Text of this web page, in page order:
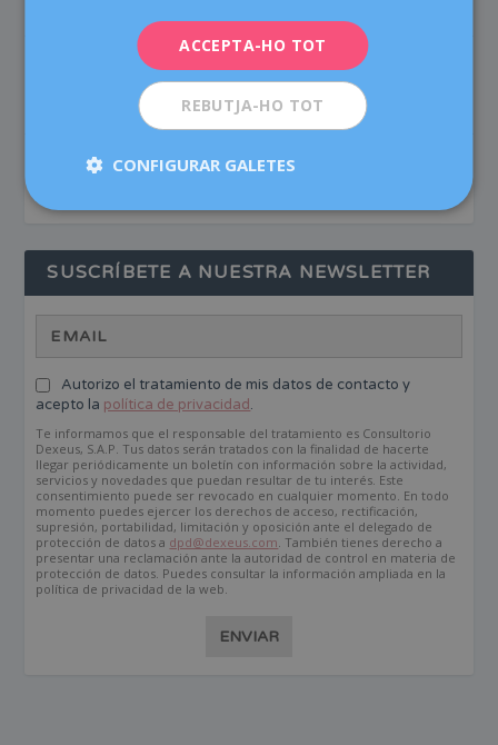
L’ashwagandha: mites i veritats sobre el
suplement natural de moda
Nutrició
Congelar òvuls: val la pena?
SUSCRÍBETE A NUESTRA NEWSLETTER
Autorizo el tratamiento de mis datos de contacto y
acepto la política de privacidad.
Te informamos que el responsable del tratamiento es Consultorio
Dexeus, S.A.P. Tus datos serán tratados con la finalidad de hacerte
llegar periódicamente un boletín con información sobre la actividad,
servicios y novedades que puedan resultar de tu interés. Este
consentimiento puede ser revocado en cualquier momento. En todo
momento puedes ejercer los derechos de acceso, rectificación,
supresión, portabilidad, limitación y oposición ante el delegado de
protección de datos a dpd@dexeus.com . También tienes derecho a
presentar una reclamación ante la autoridad de control en materia de
protección de datos. Puedes consultar la información ampliada en la
política de privacidad de la web.
ENVIAR
ACCEPTA-HO TOT
REBUTJA-HO TOT
CONFIGURAR GALETES